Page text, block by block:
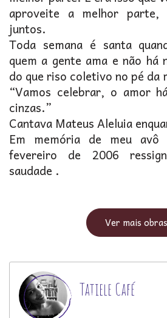
aproveite a melhor parte,
juntos.
Toda semana é santa
quem a gente ama e não há
do que riso coletivo no pé da
“Vamos celebrar, o amor
cinzas.”
Cantava Mateus Aleluia
Em memória de meu avô
fevereiro de 2006
saudade .
Ver mais obras
Tatiele Café